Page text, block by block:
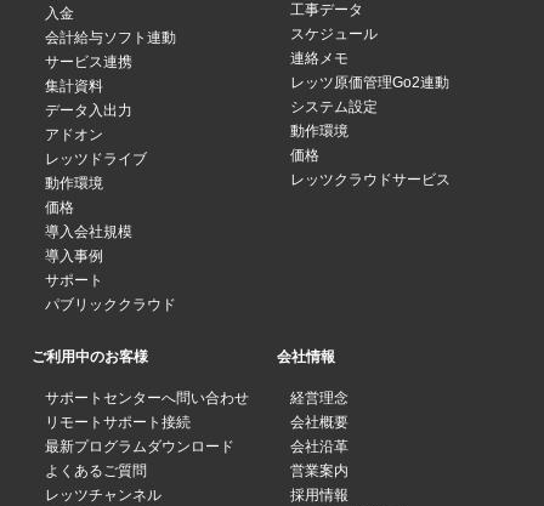
入金
会計給与ソフト連動
サービス連携
集計資料
データ入出力
アドオン
レッツドライブ
動作環境
価格
導入会社規模
導入事例
サポート
パブリッククラウド
工事データ
スケジュール
連絡メモ
レッツ原価管理Go2連動
システム設定
動作環境
価格
レッツクラウドサービス
ご利用中のお客様
サポートセンターへ問い合わせ
リモートサポート接続
最新プログラムダウンロード
よくあるご質問
レッツチャンネル
会社情報
経営理念
会社概要
会社沿革
営業案内
採用情報